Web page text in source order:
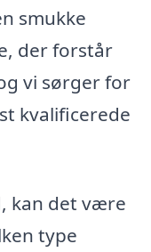
smukke
der forstår
vi sørger for
kvalificerede
kan det være
type